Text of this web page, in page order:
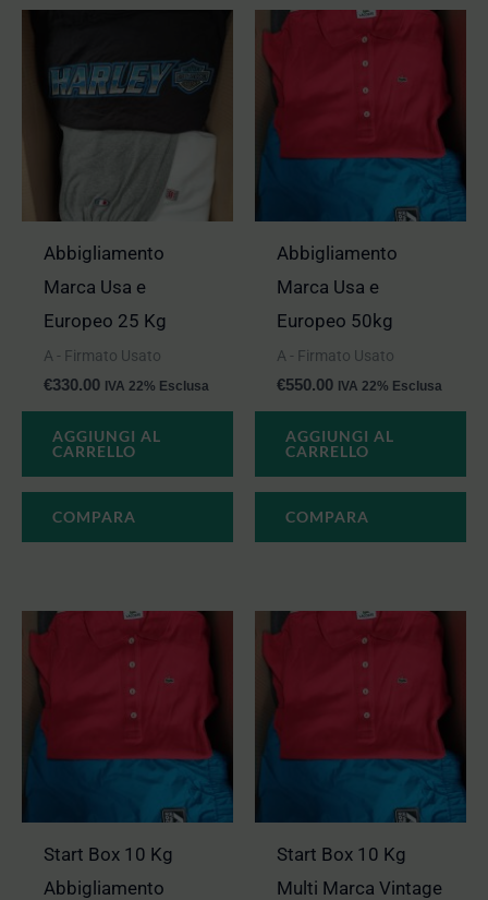
Abbigliamento
Marca Usa e
Europeo 25 Kg
A - Firmato Usato
€330.00 IVA 22% Esclusa
AGGIUNGI AL
CARRELLO
COMPARA
Abbigliamento
Marca Usa e
Europeo 50kg
A - Firmato Usato
€550.00 IVA 22% Esclusa
AGGIUNGI AL
CARRELLO
COMPARA
Start Box 10 Kg
Abbigliamento
Start Box 10 Kg
Multi Marca Vintage